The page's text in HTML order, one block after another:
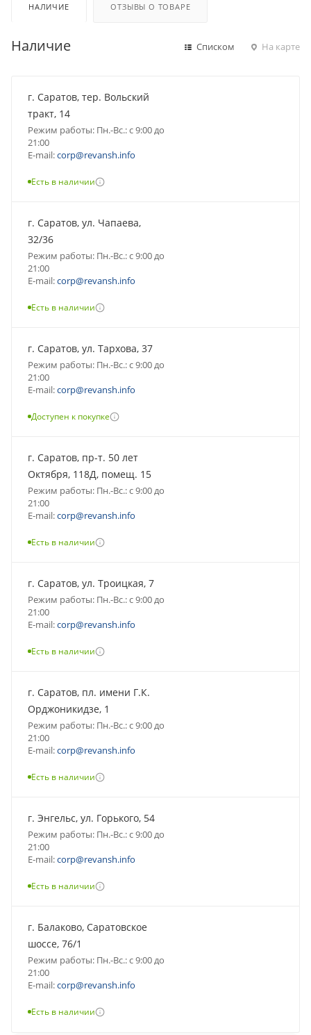
НАЛИЧИЕ ОТЗЫВЫ О ТОВАРЕ
Наличие Списком На карте
г. Саратов, тер. Вольский
тракт, 14
Режим работы: Пн.-Вс.: с 9:00 до
21:00
E-mail:corp@revansh.info
Есть в наличии
г. Саратов, ул. Чапаева,
32/36
Режим работы: Пн.-Вс.: с 9:00 до
21:00
E-mail:corp@revansh.info
Есть в наличии
г. Саратов, ул. Тархова, 37
Режим работы: Пн.-Вс.: с 9:00 до
21:00
E-mail:corp@revansh.info
Доступен к покупке
г. Саратов, пр-т. 50 лет
Октября, 118Д, помещ. 15
Режим работы: Пн.-Вс.: с 9:00 до
21:00
E-mail:corp@revansh.info
Есть в наличии
г. Саратов, ул. Троицкая, 7
Режим работы: Пн.-Вс.: с 9:00 до
21:00
E-mail:corp@revansh.info
Есть в наличии
г. Саратов, пл. имени Г.К.
Орджоникидзе, 1
Режим работы: Пн.-Вс.: с 9:00 до
21:00
E-mail:corp@revansh.info
Есть в наличии
г. Энгельс, ул. Горького, 54
Режим работы: Пн.-Вс.: с 9:00 до
21:00
E-mail:corp@revansh.info
Есть в наличии
г. Балаково, Саратовское
шоссе, 76/1
Режим работы: Пн.-Вс.: с 9:00 до
21:00
E-mail:corp@revansh.info
Есть в наличии